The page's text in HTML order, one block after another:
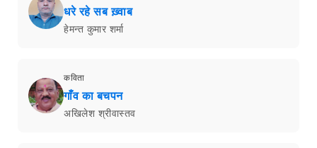
धरे रहे सब ख़्वाब
हेमन्त कुमार शर्मा
कविता
गाँव का बचपन
अखिलेश श्रीवास्तव